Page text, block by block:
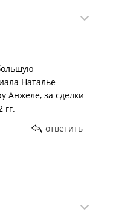
Наталье
Анжеле, за сделки
гг.
ответить